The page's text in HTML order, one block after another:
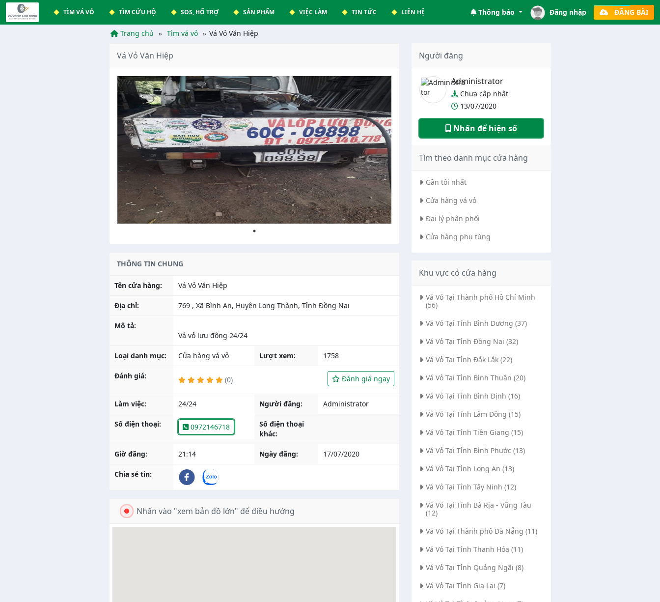
TÌM VÁ VỎ TÌM CỨU HỘ SOS, HỔ TRỢ SẢN PHẨM VIỆC LÀM TIN TỨC LIÊN HỆ Thông báo Đăng nhập ĐĂNG BÀI
Trang chủ Tìm vá vỏ Vá Vỏ Văn Hiệp
Vá Vỏ Văn Hiệp
THÔNG TIN CHUNG
Tên cửa hàng: Vá Vỏ Văn Hiệp
Địa chỉ: 769 , Xã Bình An, Huyện Long Thành, Tỉnh Đồng Nai
Mô tả:
Loại danh mục: Cửa hàng vá vỏ Lượt xem: 1758
Đánh giá: (0) Đánh giá ngay
Làm việc: 24/24 Người đăng: Administrator
Số điện thoại: 0972146718
Số điện thoại
khác:
Giờ đăng: 21:14 Ngày đăng: 17/07/2020
Chia sẻ tin:
Nhấn vào "xem bản đồ lớn" để điều hướng
Người đăng
Administrator
Chưa cập nhật
13/07/2020
Nhấn để hiện số
Tìm theo danh mục cửa hàng
Gần tôi nhất
Cửa hàng vá vỏ
Đại lý phân phối
Cửa hàng phụ tùng
Khu vực có cửa hàng
Vá Vỏ Tại Thành phố Hồ Chí Minh
(56)
Vá Vỏ Tại Tỉnh Bình Dương (37)
Vá Vỏ Tại Tỉnh Đồng Nai (32)
Vá Vỏ Tại Tỉnh Đắk Lắk (22)
Vá Vỏ Tại Tỉnh Bình Thuận (20)
Vá Vỏ Tại Tỉnh Bình Định (16)
Vá Vỏ Tại Tỉnh Lâm Đồng (15)
Vá Vỏ Tại Tỉnh Tiền Giang (15)
Vá Vỏ Tại Tỉnh Bình Phước (13)
Vá Vỏ Tại Tỉnh Long An (13)
Vá Vỏ Tại Tỉnh Tây Ninh (12)
Vá Vỏ Tại Tỉnh Bà Rịa - Vũng Tàu
(12)
Vá Vỏ Tại Thành phố Đà Nẵng (11)
Vá Vỏ Tại Tỉnh Thanh Hóa (11)
Vá Vỏ Tại Tỉnh Quảng Ngãi (8)
Vá Vỏ Tại Tỉnh Gia Lai (7)